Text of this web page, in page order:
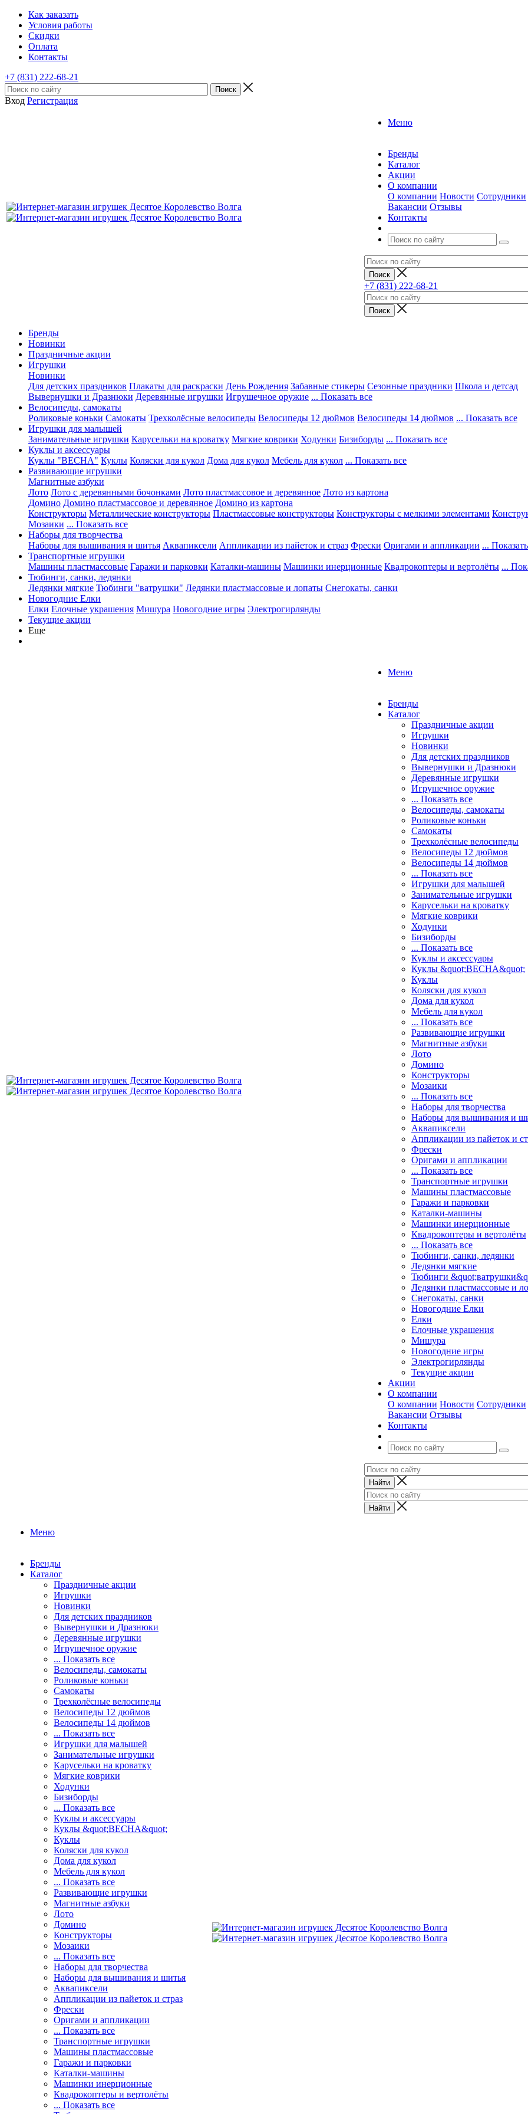
Как заказать
Условия работы
Скидки
Оплата
Контакты
+7 (831) 222-68-21
Вход Регистрация
Меню
Бренды
Каталог
Акции
О компании
О компании Новости Сотрудники
Вакансии Отзывы
Контакты
+7 (831) 222-68-21
Бренды
Новинки
Праздничные акции
Игрушки
Новинки
Для детских праздников Плакаты для раскраски День Рождения Забавные стикеры Сезонные праздники Школа и детсад
Вывернушки и Дразнюки Деревянные игрушки Игрушечное оружие ... Показать все
Велосипеды, самокаты
Роликовые коньки Самокаты Трехколёсные велосипеды Велосипеды 12 дюймов Велосипеды 14 дюймов ... Показать все
Игрушки для малышей
Занимательные игрушки Карусельки на кроватку Мягкие коврики Ходунки Бизиборды ... Показать все
Куклы и аксессуары
Куклы "ВЕСНА" Куклы Коляски для кукол Дома для кукол Мебель для кукол ... Показать все
Развивающие игрушки
Магнитные азбуки
Лото Лото с деревянными бочонками Лото пластмассовое и деревянное Лото из картона
Домино Домино пластмассовое и деревянное Домино из картона
Конструкторы Металлические конструкторы Пластмассовые конструкторы Конструкторы с мелкими элементами
Мозаики ... Показать все
Наборы для творчества
Наборы для вышивания и шитья Аквапиксели Аппликации из пайеток и страз Фрески Оригами и аппликации ...
Транспортные игрушки
Машины пластмассовые Гаражи и парковки Каталки-машины Машинки инерционные Квадрокоптеры и вертолёты ...
Тюбинги, санки, ледянки
Ледянки мягкие Тюбинги "ватрушки" Ледянки пластмассовые и лопаты Снегокаты, санки
Новогодние Елки
Елки Елочные украшения Мишура Новогодние игры Электрогирлянды
Текущие акции
Еще
Меню
Бренды
Каталог
Праздничные акции
Игрушки
Новинки
Для детских праздников
Вывернушки и Дразнюки
Деревянные игрушки
Игрушечное оружие
... Показать все
Велосипеды, самокаты
Роликовые коньки
Самокаты
Трехколёсные велосипеды
Велосипеды 12 дюймов
Велосипеды 14 дюймов
... Показать все
Игрушки для малышей
Занимательные игрушки
Карусельки на кроватку
Мягкие коврики
Ходунки
Бизиборды
... Показать все
Куклы и аксессуары
Куклы &quot;ВЕСНА&quot;
Куклы
Коляски для кукол
Дома для кукол
Мебель для кукол
... Показать все
Развивающие игрушки
Магнитные азбуки
Лото
Домино
Конструкторы
Мозаики
... Показать все
Наборы для творчества
Наборы для вышивания и
Аквапиксели
Аппликации из пайеток и
Фрески
Оригами и аппликации
... Показать все
Транспортные игрушки
Машины пластмассовые
Гаражи и парковки
Каталки-машины
Машинки инерционные
Квадрокоптеры и вертолёты
... Показать все
Тюбинги, санки, ледянки
Ледянки мягкие
Тюбинги
Ледянки пластмассовые и
Снегокаты, санки
Новогодние Елки
Елки
Елочные украшения
Мишура
Новогодние игры
Электрогирлянды
Текущие акции
Акции
О компании
О компании Новости Сотрудники
Вакансии Отзывы
Контакты
Меню
Бренды
Каталог
Праздничные акции
Игрушки
Новинки
Для детских праздников
Вывернушки и Дразнюки
Деревянные игрушки
Игрушечное оружие
... Показать все
Велосипеды, самокаты
Роликовые коньки
Самокаты
Трехколёсные велосипеды
Велосипеды 12 дюймов
Велосипеды 14 дюймов
... Показать все
Игрушки для малышей
Занимательные игрушки
Карусельки на кроватку
Мягкие коврики
Ходунки
Бизиборды
... Показать все
Куклы и аксессуары
Куклы &quot;ВЕСНА&quot;
Куклы
Коляски для кукол
Дома для кукол
Мебель для кукол
... Показать все
Развивающие игрушки
Магнитные азбуки
Лото
Домино
Конструкторы
Мозаики
... Показать все
Наборы для творчества
Наборы для вышивания и шитья
Аквапиксели
Аппликации из пайеток и страз
Фрески
Оригами и аппликации
... Показать все
Транспортные игрушки
Машины пластмассовые
Гаражи и парковки
Каталки-машины
Машинки инерционные
Квадрокоптеры и вертолёты
... Показать все